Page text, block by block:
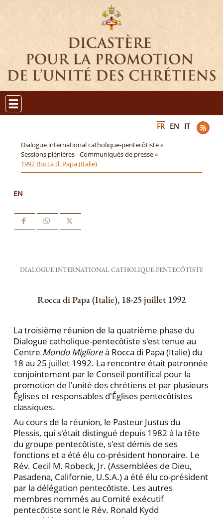
FR EN IT
Dialogue international catholique-pentecôtiste »
Sessions plénières - Communiqués de presse »
1992 Rocca di Papa (Italie)
EN
DIALOGUE INTERNATIONAL CATHOLIQUE-PENTECȎTISTE
Rocca di Papa (Italie), 18-25 juillet 1992
La troisième réunion de la quatrième phase du
Dialogue catholique-pentecȏtiste s'est tenue au
Centre Mondo Miglioreà Rocca di Papa (Italie) du
18 au 25 juillet 1992. La rencontre était patronnée
conjointement par le Conseil pontifical pour la
promotion de l'unité des chrétiens et par plusieurs
Églises et responsables d'Églises pentecȏtistes
classiques.
Au cours de la réunion, le Pasteur Justus du
Plessis, qui s'était distingué depuis 1982 à la tête
du groupe pentecȏtiste, s'est démis de ses
fonctions et a été élu co-président honoraire. Le
Rév. Cecil M. Robeck, Jr. (Assemblées de Dieu,
Pasadena, Californie, U.S.A.) a été élu co-président
par la délégation pentecȏtiste. Les autres
membres nommés au Comité exécutif
pentecȏtiste sont le Rév. Ronald Kydd